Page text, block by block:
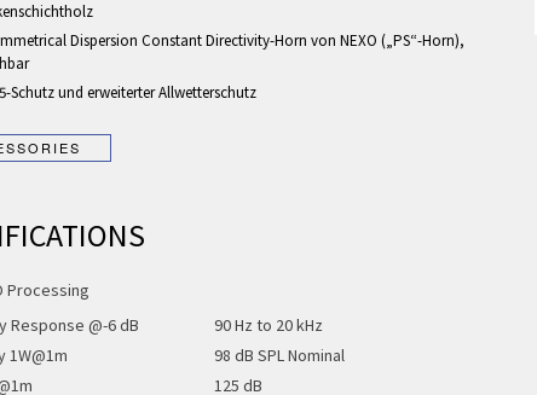
Dispersion Constant Directivity-Horn von NEXO („PS“-Horn),
Schutz und erweiterter Allwetterschutz
Processing
Response @-6 dB
90 Hz to 20 kHz
1W@1m
98 dB SPL Nominal
125 dB